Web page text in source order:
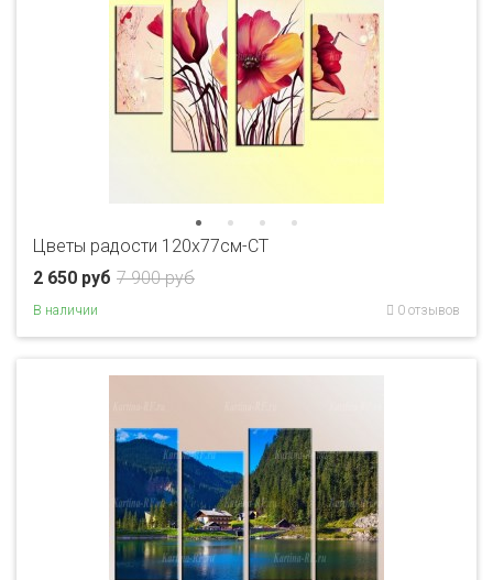
Цветы радости 120х77см-CT
7 900 руб
2 650 руб
В наличии 0 отзывов